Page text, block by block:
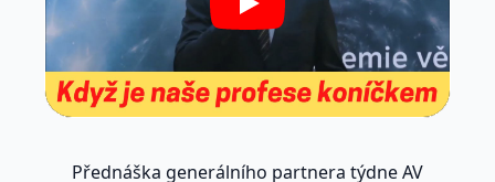
Play
Přednáška generálního partnera týdne AV